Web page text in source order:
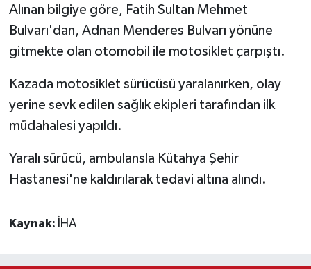
Alınan bilgiye göre, Fatih Sultan Mehmet
Bulvarı'dan, Adnan Menderes Bulvarı yönüne
gitmekte olan otomobil ile motosiklet çarpıştı.
Kazada motosiklet sürücüsü yaralanırken, olay
yerine sevk edilen sağlık ekipleri tarafından ilk
müdahalesi yapıldı.
Yaralı sürücü, ambulansla Kütahya Şehir
Hastanesi'ne kaldırılarak tedavi altına alındı.
Kaynak: İHA
Spor
Teknoloji
Vasıta
Vefat Haberleri
Yaşam